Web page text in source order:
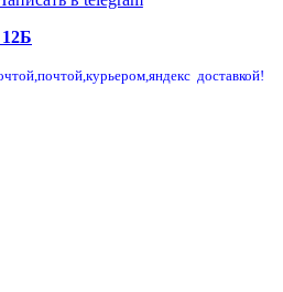
почтой,курьером,яндекс доставкой!